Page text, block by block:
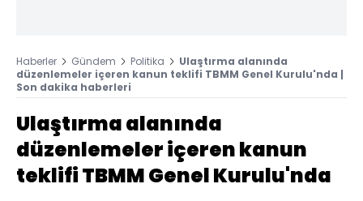
Haberler Gündem Politika
Ulaştırma alanında
düzenlemeler içeren kanun teklifi TBMM Genel Kurulu'nda |
Son dakika haberleri
Ulaştırma alanında
düzenlemeler içeren kanun
teklifi TBMM Genel Kurulu'nda